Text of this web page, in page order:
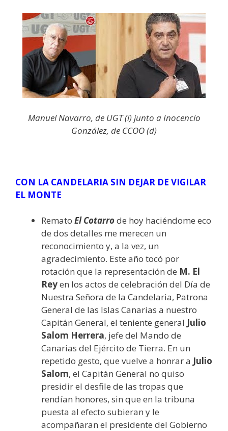
Manuel Navarro, de UGT (i) junto a Inocencio
González, de CCOO (d)
CON LA CANDELARIA SIN DEJAR DE VIGILAR
EL MONTE
Remato El Cotarrode hoy haciéndome eco
de dos detalles me merecen un
reconocimiento y, a la vez, un
agradecimiento. Este año tocó por
rotación que la representación de M. El
Reyen los actos de celebración del Día de
Nuestra Señora de la Candelaria, Patrona
General de las Islas Canarias a nuestro
Capitán General, el teniente general Julio
Salom Herrera, jefe del Mando de
Canarias del Ejército de Tierra. En un
repetido gesto, que vuelve a honrar a Julio
Salom, el Capitán General no quiso
presidir el desfile de las tropas que
rendían honores, sin que en la tribuna
puesta al efecto subieran y le
acompañaran el presidente del Gobierno